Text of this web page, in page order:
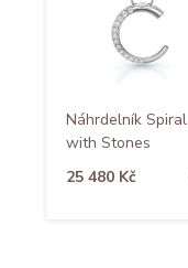
Náhrdelník Spiral
with Stones
25 480 Kč